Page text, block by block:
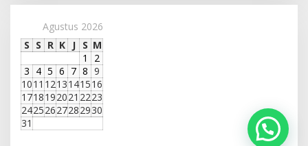
Agustus 2026
S S R K J S M
1
2
3 4 5 6 7 8 9
1011 1213141516
1718192021 2223
24252627282930
31